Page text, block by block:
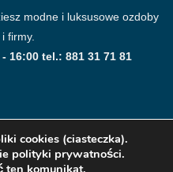
modne i luksusowe ozdoby
firmy.
16:00 tel.: 881 31 71 81
cookies (ciasteczka).
polityki prywatności.
ten komunikat.